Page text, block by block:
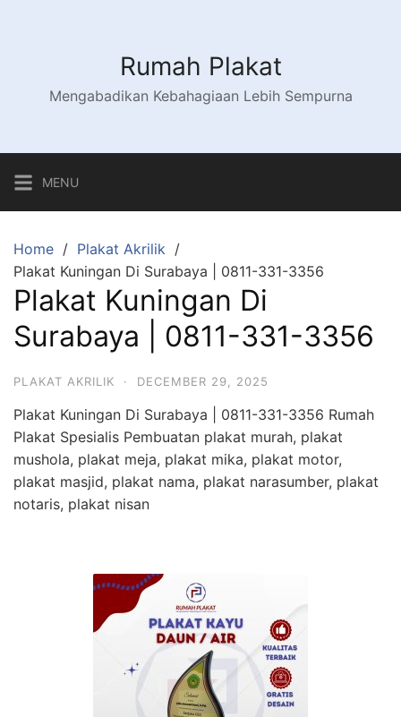
Rumah Plakat
Mengabadikan Kebahagiaan Lebih Sempurna
MENU
Home
Plakat Akrilik
Plakat Kuningan Di Surabaya | 0811-331-3356
Plakat Kuningan Di
Surabaya | 0811-331-3356
PLAKAT AKRILIK · DECEMBER 29, 2025
Plakat Kuningan Di Surabaya | 0811-331-3356 Rumah
Plakat Spesialis Pembuatan plakat murah, plakat
mushola, plakat meja, plakat mika, plakat motor,
plakat masjid, plakat nama, plakat narasumber, plakat
notaris, plakat nisan